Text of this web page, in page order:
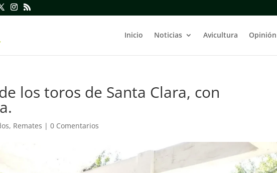
Inicio Noticias Avicultura Opinión
los toros de Santa Clara, con
, Remates |0 Comentarios